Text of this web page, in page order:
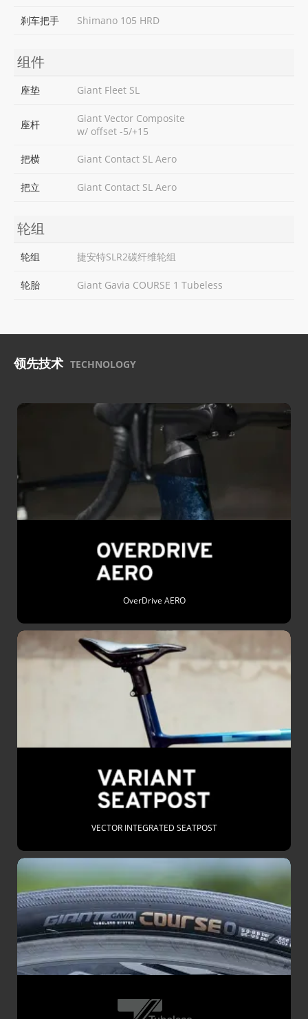
刹车把手 Shimano 105 HRD
组件
座垫 Giant Fleet SL
座杆
Giant Vector Composite
w/ offset -5/+15
把横 Giant Contact SL Aero
把立 Giant Contact SL Aero
轮组
轮组 捷安特SLR2碳纤维轮组
轮胎 Giant Gavia COURSE 1 Tubeless
领先技术 TECHNOLOGY
OverDrive AERO
VECTOR INTEGRATED SEATPOST